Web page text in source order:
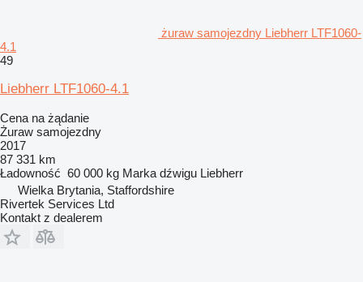
żuraw samojezdny Liebherr LTF1060-
4.1
49
Liebherr LTF1060-4.1
Cena na żądanie
Żuraw samojezdny
2017
87 331 km
Ładowność 60 000 kg Marka dźwigu Liebherr
Wielka Brytania, Staffordshire
Rivertek Services Ltd
Kontakt z dealerem